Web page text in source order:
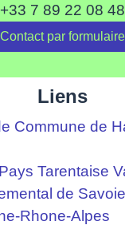
+33 7 89 22 08 48
Contact par formulaire
Liens
Commune de
Tarentaise
de Savoie
Rhone-Alpes